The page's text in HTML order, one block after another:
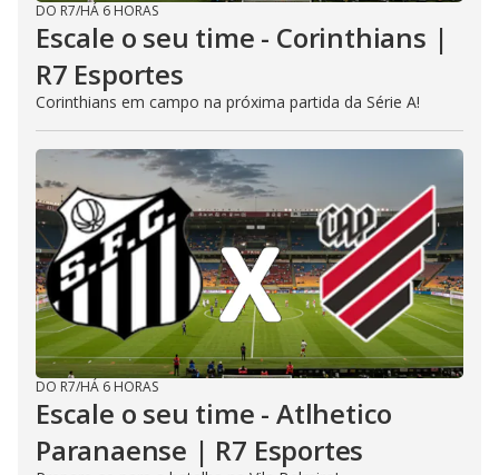
DO R7/HÁ 6 HORAS
Escale o seu time - Corinthians |
R7 Esportes
Corinthians em campo na próxima partida da Série A!
DO R7/HÁ 6 HORAS
Escale o seu time - Atlhetico
Paranaense | R7 Esportes